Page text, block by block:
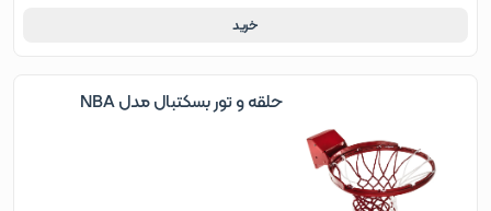
خرید
حلقه و تور بسکتبال مدل NBA